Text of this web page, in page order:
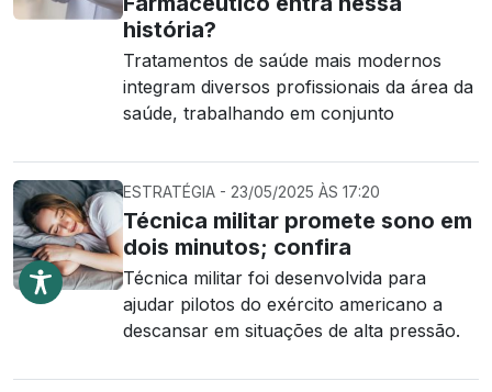
história?
Tratamentos de saúde mais modernos
integram diversos profissionais da área da
saúde, trabalhando em conjunto
ESTRATÉGIA - 23/05/2025 ÀS 17:20
Técnica militar promete sono em
dois minutos; confira
Técnica militar foi desenvolvida para
ajudar pilotos do exército americano a
descansar em situações de alta pressão.